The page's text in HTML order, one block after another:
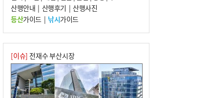
9
외국인 선원 ‘인신매매 경유지’ 된 부산…
우려가 현실로
10 르노 못 타는 부산시장…관용차 규정에 막
힌 지역기업 응원
산행안내 | 산행후기 | 산행사진
등산가이드| 낚시가이드
[이슈] 전재수 부산시장